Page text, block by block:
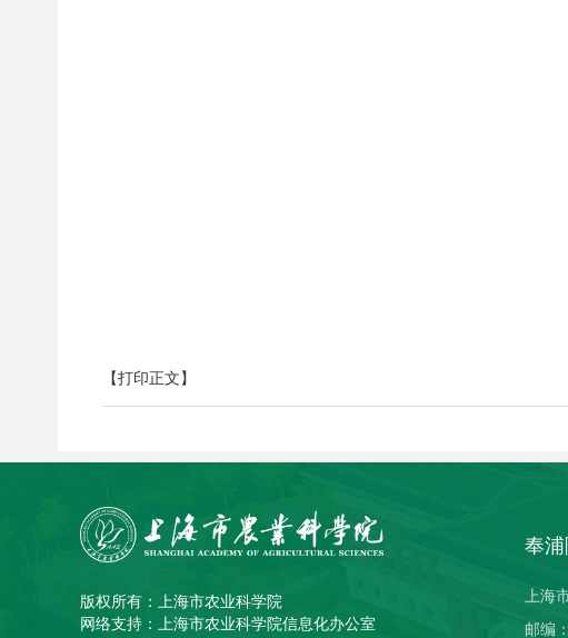
【打印正文】
版权所有：上海市农业科学院
网络支持：上海市农业科学院信息化办公室
奉
上海
邮编